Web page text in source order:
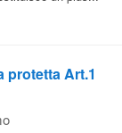
protetta Art.1